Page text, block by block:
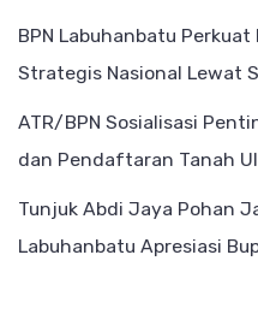
BPN Labuhanbatu
Strategis Nasional Lewat
ATR/BPN Sosialisasi
dan Pendaftaran Tanah
Tunjuk Abdi Jaya Pohan
Labuhanbatu Apresiasi